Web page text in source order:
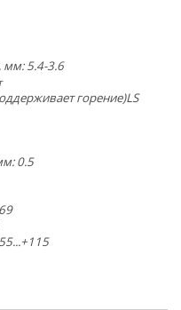
мм: 5.4-3.6
горение)LS
0.5